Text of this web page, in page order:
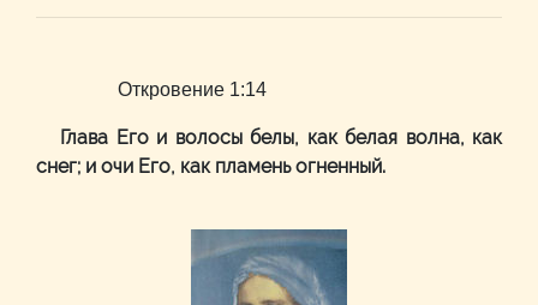
Откровение 1:14
Глава Его и волосы белы, как белая волна, как
снег; и очи Его, как пламень огненный.